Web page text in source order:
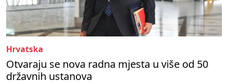
Hrvatska
Otvaraju se nova radna mjesta u više od 50
državnih ustanova